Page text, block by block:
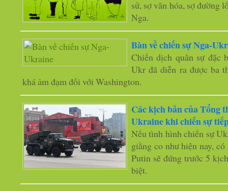
sử, sợ văn hóa, sợ đường
Nga.
Bàn về chiến sự Nga-
Chiến dịch quân sự đặc
Ukr đã diễn ra được ba
khá ảm đạm đối với Washington.
Các kịch bản của Tổng
Ukraine khi chiến sự
Nếu tình hình chiến sự
giằng co như hiện nay,
Putin sẽ đứng trước 5
biệt.